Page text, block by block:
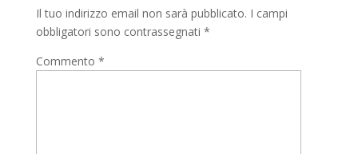
Il tuo indirizzo email non sarà pubblicato. I campi
obbligatori sono contrassegnati *
Commento *